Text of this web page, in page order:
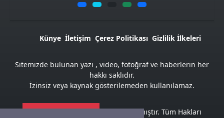
Künye İletişim Çerez Politikası Gizlilik İlkeleri
Sitemizde bulunan yazı , video, fotoğraf ve haberlerin her
hakkı saklıdır.
İzinsiz veya kaynak gösterilemeden kullanılamaz.
ile hazırlanmıştır. Tüm Hakları